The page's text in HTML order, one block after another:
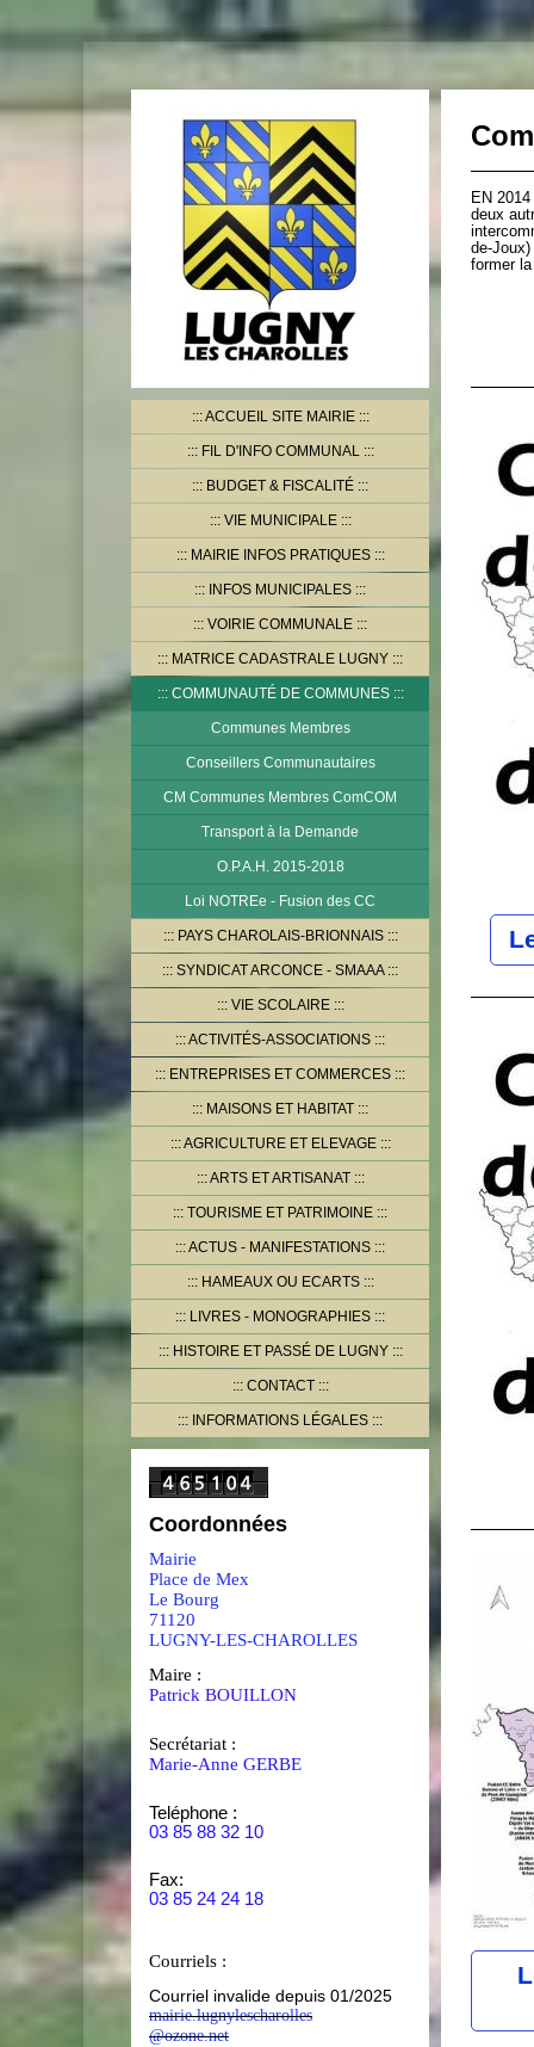
ACCUEIL SITE MAIRIE
FIL D'INFO COMMUNAL
BUDGET & FISCALITÉ
VIE MUNICIPALE
MAIRIE INFOS PRATIQUES
INFOS MUNICIPALES
VOIRIE COMMUNALE
MATRICE CADASTRALE LUGNY
COMMUNAUTÉ DE COMMUNES
Communes Membres
Conseillers Communautaires
CM Communes Membres ComCOM
Transport à la Demande
O.P.A.H. 2015-2018
Loi NOTREe - Fusion des CC
PAYS CHAROLAIS-BRIONNAIS
SYNDICAT ARCONCE - SMAAA
VIE SCOLAIRE
ACTIVITÉS-ASSOCIATIONS
ENTREPRISES ET COMMERCES
MAISONS ET HABITAT
AGRICULTURE ET ELEVAGE
ARTS ET ARTISANAT
TOURISME ET PATRIMOINE
ACTUS - MANIFESTATIONS
HAMEAUX OU ECARTS
LIVRES - MONOGRAPHIES
HISTOIRE ET PASSÉ DE LUGNY
CONTACT
INFORMATIONS LÉGALES
Coordonnées
Mairie
Place de Mex
Le Bourg
71120
LUGNY-LES-CHAROLLES
Maire :
Patrick BOUILLON
Secrétariat :
Marie-Anne GERBE
Teléphone :
03 85 88 32 10
Fax:
03 85 24 24 18
Courriels :
Courriel invalide depuis 01/2025
mairie.lugnylescharolles
@ozone.net
EN
deux
de-
former